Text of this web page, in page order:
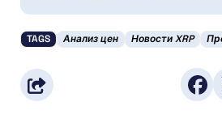
TAGS Анализ цен Новости XRP